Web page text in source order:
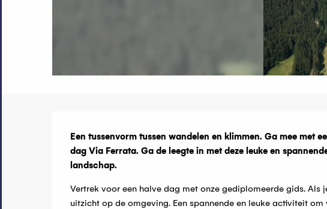
Beschrijving
Een tussenvorm tussen wandelen en klimmen. Ga mee met
dag Via Ferrata. Ga de leegte in met deze leuke en
landschap.
Vertrek voor een halve dag met onze gediplomeerde gids. Als
uitzicht op de omgeving. Een spannende en leuke activiteit